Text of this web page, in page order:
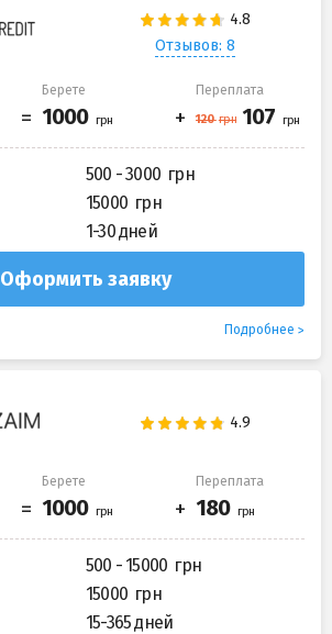
Отзывов: 8
Берете Переплата
500 - 3000
15000
1-30 дней
Оформить заявку
Подробнее
Берете Переплата
500 - 15000
15000
15-365 дней